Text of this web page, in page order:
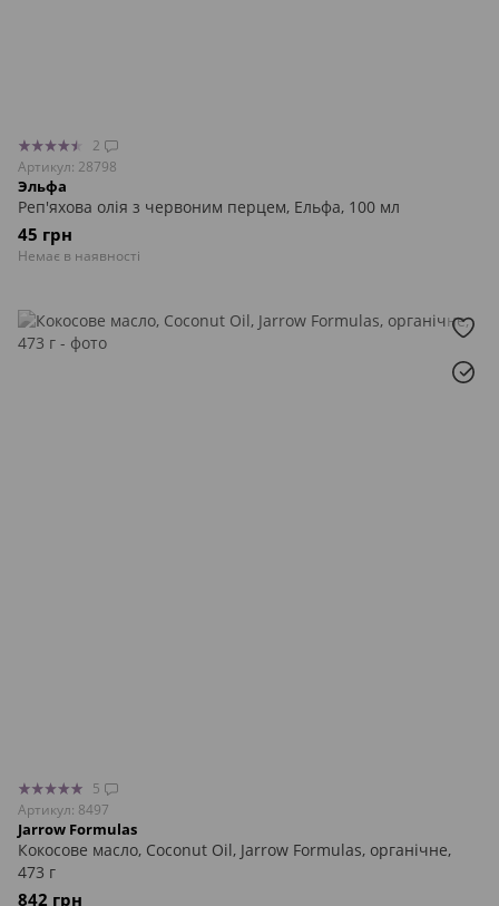
2
Артикул: 28798
Эльфа
Реп'яхова олія з червоним перцем, Ельфа, 100 мл
45 грн
Немає в наявності
5
Артикул: 8497
Jarrow Formulas
Кокосове масло, Coconut Oil, Jarrow Formulas, органічне,
473 г
842 грн